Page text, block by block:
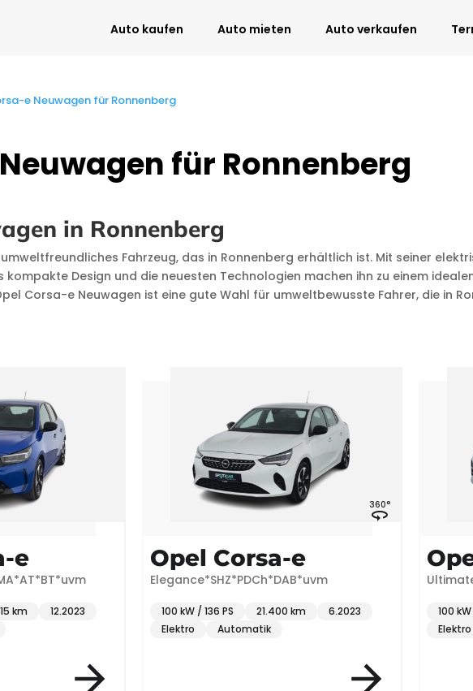
Auto kaufen Auto mieten Auto verkaufen
e Neuwagen für Ronnenberg
für Ronnenberg
in Ronnenberg
Fahrzeug, das in Ronnenberg erhältlich ist. Mit seiner
Design und die neuesten Technologien machen ihn zu einem
Corsa-e Neuwagen ist eine gute Wahl für umweltbewusste Fahrer, die in
360°
Opel Corsa-e
Elegance*SHZ*PDCh*DAB*uvm
21.400 km
6.2023
Automatik
Opel
Automatik